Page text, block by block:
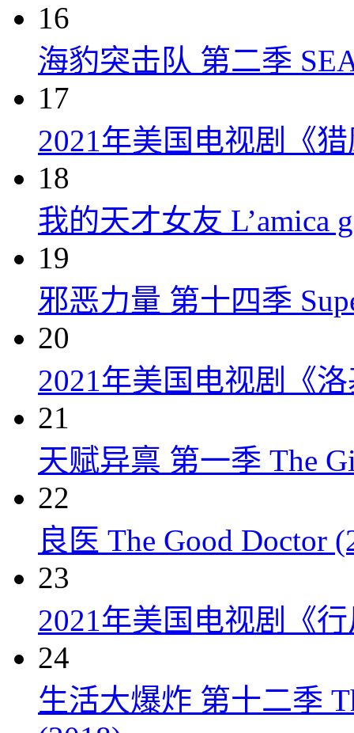
16
海豹突击队 第二季
17
2021年美国电视剧《
18
我的天才女友 L’amica
19
邪恶力量 第十四季
20
2021年美国电视剧《
21
天赋异禀 第一季 The
22
良医 The Good Doctor
23
2021年美国电视剧《
24
生活大爆炸 第十二季